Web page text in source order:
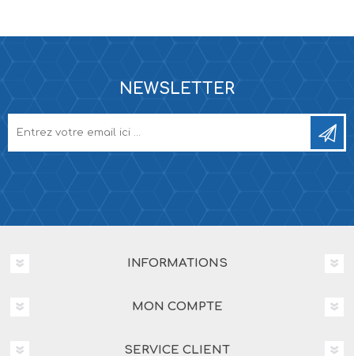
NEWSLETTER
INFORMATIONS
MON COMPTE
SERVICE CLIENT